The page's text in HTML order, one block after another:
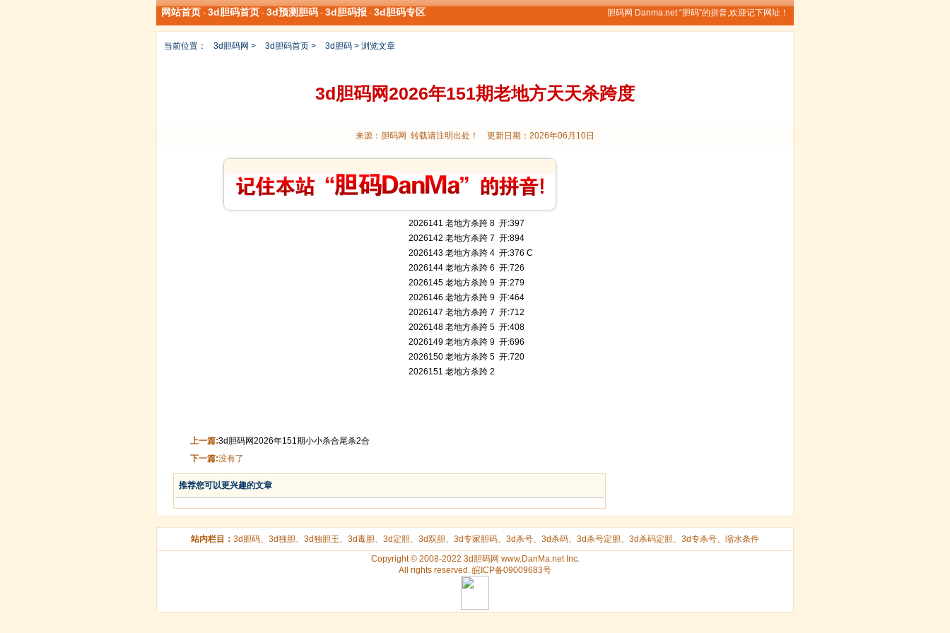
网站首页 - 3d胆码首页 - 3d预测胆码 - 3d胆码报 - 3d胆码专区 胆码网 Danma.net “胆码”的拼音,欢迎记下网址！
当前位置： 3d胆码网 > 3d胆码首页 > 3d胆码 > 浏览文章
3d胆码网2026年151期老地方天天杀跨度
来源：胆码网 转载请注明出处！ 更新日期：2026年06月10日
2026141 老地方杀跨 8 开:397
2026142 老地方杀跨 7 开:894
2026143 老地方杀跨 4 开:376 C
2026144 老地方杀跨 6 开:726
2026145 老地方杀跨 9 开:279
2026146 老地方杀跨 9 开:464
2026147 老地方杀跨 7 开:712
2026148 老地方杀跨 5 开:408
2026149 老地方杀跨 9 开:696
2026150 老地方杀跨 5 开:720
2026151 老地方杀跨 2
上一篇:3d胆码网2026年151期小小杀合尾杀2合
下一篇:没有了
推荐您可以更兴趣的文章
站内栏目： 3d胆码、 3d独胆、 3d独胆王、 3d毒胆、 3d定胆、 3d双胆、 3d专家胆码、 3d杀号、 3d杀码、 3d杀号定胆、 3d杀码定胆、 3d专杀号、 缩水条件
Copyright © 2008-2022 3d胆码网 www.DanMa.net Inc.
All rights reserved. 皖ICP备09009683号